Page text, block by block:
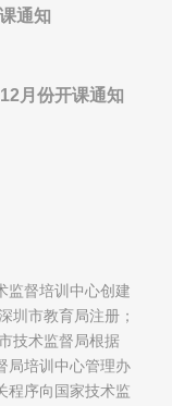
通知
月份开课通知
监督培训中心创建
圳市教育局注册；
技术监督局根据
局培训中心管理办
程序向国家技术监